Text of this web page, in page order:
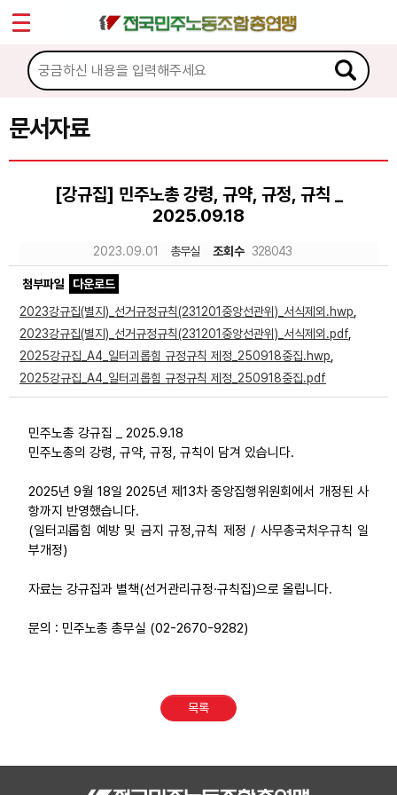
문서자료
[강규집] 민주노총 강령, 규약, 규정, 규칙 _
2025.09.18
2023.09.01 총무실 조회수 328043
첨부파일
다운로드
2023강규집(별지)_선거규정규칙(231201중앙선관위)_서식제외.hwp
2023강규집(별지)_선거규정규칙(231201중앙선관위)_서식제외.pdf
2025강규집_A4_일터괴롭힘 규정규칙 제정_250918중집.hwp
2025강규집_A4_일터괴롭힘 규정규칙 제정_250918중집.pdf
민주노총 강규집 _ 2025.9.18
민주노총의 강령, 규약, 규정, 규칙이 담겨 있습니다.
2025년 9월 18일 2025년 제13차 중앙집행위원회에서 개정된 사
항까지 반영했습니다.
(일터괴롭힘 예방 및 금지 규정,규칙 제정 / 사무총국처우규칙 일
부개정)
자료는 강규집과 별책(선거관리규정·규칙집)으로 올립니다.
문의 : 민주노총 총무실 (02-2670-9282)
목록
마이페이지
소개
소식
문서자료
이미지자료
미디어자료
카드뉴스
Sketchbook5, 스케치북5
Sketchbook5, 스케치북5